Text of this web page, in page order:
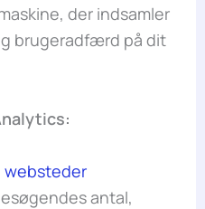
der indsamler
brugeradfærd på dit
antal,